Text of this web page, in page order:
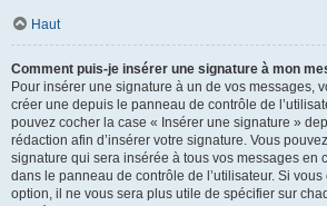
Haut
Comment puis-je insérer une signature à mon
Pour insérer une signature à un de vos messages,
créer une depuis le panneau de contrôle de
pouvez cocher la case « Insérer une signature »
rédaction afin d’insérer votre signature. Vous
signature qui sera insérée à tous vos messages en
dans le panneau de contrôle de l’utilisateur. Si
option, il ne vous sera plus utile de spécifier sur